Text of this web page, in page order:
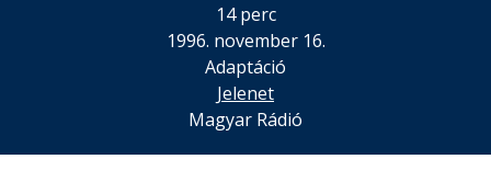
14 perc
1996. november 16.
Adaptáció
Jelenet
Magyar Rádió